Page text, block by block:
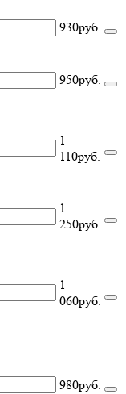
930руб.
950руб.
1
110руб.
1
250руб.
1
060руб.
980руб.